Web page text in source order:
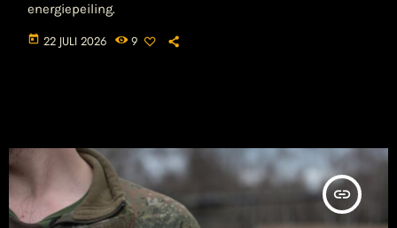
energiepeiling.
today 22 JULI 2026 9
insert_link